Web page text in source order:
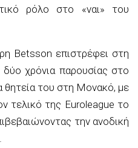
ρόλο στο «ναι» του
Betsson επιστρέφει στη
χρόνια παρουσίας στο
θητεία του στη Μονακό, με
τελικό της Euroleague το
την ανοδική